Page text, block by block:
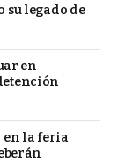
su legado de
en
la feria